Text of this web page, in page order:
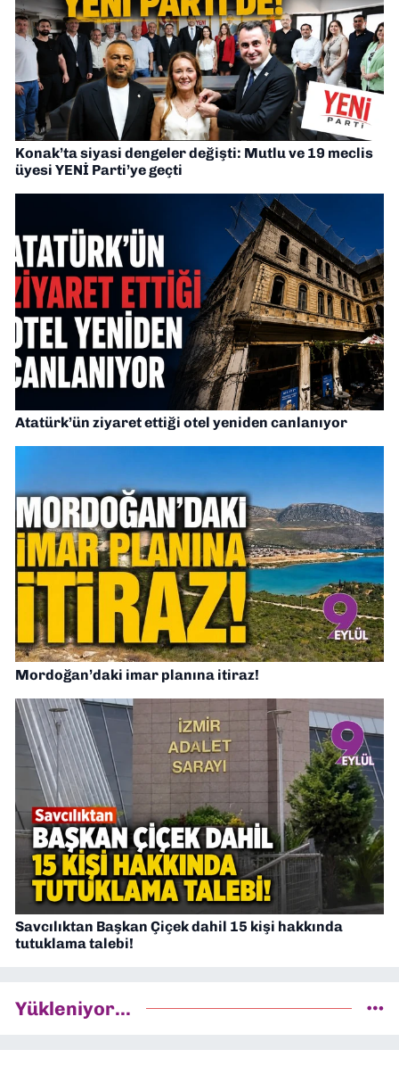
Konak’ta siyasi dengeler değişti: Mutlu ve 19 meclis
üyesi YENİ Parti’ye geçti
Atatürk’ün ziyaret ettiği otel yeniden canlanıyor
Mordoğan’daki imar planına itiraz!
Savcılıktan Başkan Çiçek dahil 15 kişi hakkında
tutuklama talebi!
Yükleniyor...